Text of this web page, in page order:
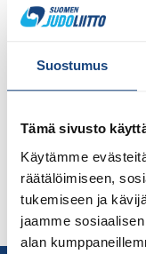
Suostumus
Tämä sivusto
Käytämme
räätälöimiseen,
tukemiseen ja
jaamme
alan
samassa
kanssa
kamppailulajit
muiden terveyttä
urheilua/liikuntaa
tiedote tästä:
Vastuu